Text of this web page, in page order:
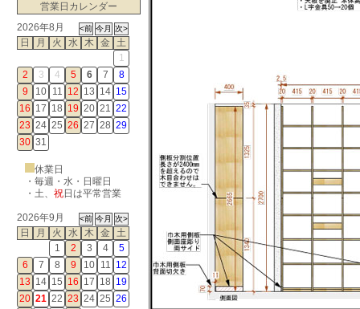
営業日カレンダー
2026年8月
日
月 火 水 木 金
土
1
2
3 4 5 6 7
8
9
10 11 12 13 14 15
16 17 18 19 20 21 22
23 24 25 26 27 28 29
30 31
休業日
・毎週・水・日曜日
・ 土、 祝日は平常営業
2026年9月
日
月 火 水 木 金
土
1
2 3 4
5
6
7 8 9 10 11 12
13 14 15 16 17 18 19
20 21 22 23 24 25 26